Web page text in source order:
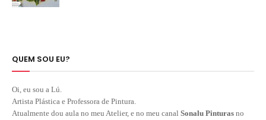
QUEM SOU EU?
Oi, eu sou a Lú.
Artista Plástica e Professora de Pintura.
Atualmente dou aula no meu Atelier, e no meu canal Sonalu Pinturas no